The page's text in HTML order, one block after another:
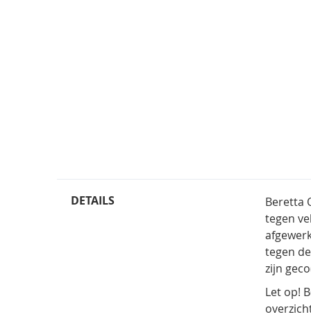
DETAILS
Beretta
tegen
tegen
zijn
Let op!